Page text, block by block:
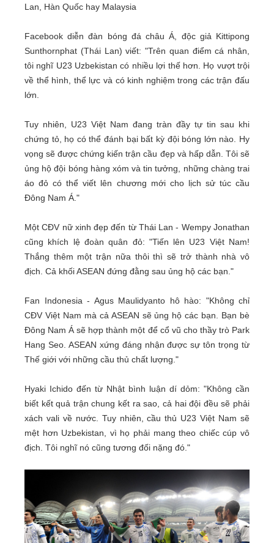
Lan, Hàn Quốc hay Malaysia
Facebook diễn đàn bóng đá châu Á, độc giả Kittipong
Sunthornphat (Thái Lan) viết: "Trên quan điểm cá nhân,
tôi nghĩ U23 Uzbekistan có nhiều lợi thế hơn. Họ vượt trội
về thể hình, thể lực và có kinh nghiệm trong các trận đấu
lớn.
Tuy nhiên, U23 Việt Nam đang tràn đầy tự tin sau khi
chứng tỏ, họ có thể đánh bại bất kỳ đội bóng lớn nào. Hy
vọng sẽ được chứng kiến trận cầu đẹp và hấp dẫn. Tôi sẽ
ủng hộ đội bóng hàng xóm và tin tưởng, những chàng trai
áo đỏ có thể viết lên chương mới cho lịch sử túc cầu
Đông Nam Á."
Một CĐV nữ xinh đẹp đến từ Thái Lan - Wempy Jonathan
cũng khích lệ đoàn quân đỏ: "Tiến lên U23 Việt Nam!
Thắng thêm một trận nữa thôi thì sẽ trở thành nhà vô
địch. Cả khối ASEAN đứng đằng sau ủng hộ các bạn."
Fan Indonesia - Agus Maulidyanto hô hào: "Không chỉ
CĐV Việt Nam mà cả ASEAN sẽ ủng hộ các bạn. Bạn bè
Đông Nam Á sẽ hợp thành một để cổ vũ cho thầy trò Park
Hang Seo. ASEAN xứng đáng nhận được sự tôn trọng từ
Thế giới với những cầu thủ chất lượng."
Hyaki Ichido đến từ Nhật bình luận dí dỏm: "Không cần
biết kết quả trận chung kết ra sao, cả hai đội đều sẽ phải
xách vali về nước. Tuy nhiên, cầu thủ U23 Việt Nam sẽ
mệt hơn Uzbekistan, vì họ phải mang theo chiếc cúp vô
địch. Tôi nghĩ nó cũng tương đối nặng đó."